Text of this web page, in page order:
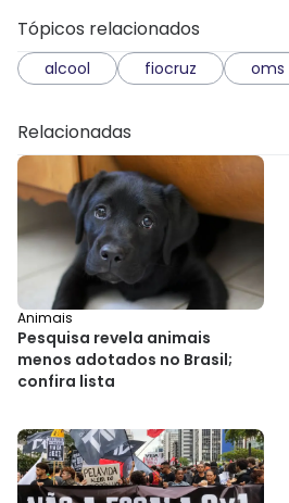
Tópicos relacionados
alcool fiocruz oms
Relacionadas
Animais
Pesquisa revela animais
menos adotados no Brasil;
confira lista